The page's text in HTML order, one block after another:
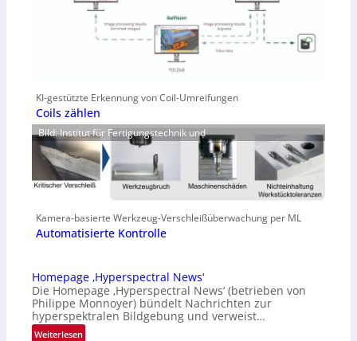
KI-gestützte Erkennung von Coil-Umreifungen
Coils zählen
Bild: Institut für Fertigungstechnik und
Kamera-basierte Werkzeug-Verschleißüberwachung per ML
Automatisierte Kontrolle
Homepage ‚Hyperspectral News‘
Die Homepage ‚Hyperspectral News‘ (betrieben von
Philippe Monnoyer) bündelt Nachrichten zur
hyperspektralen Bildgebung und verweist…
Weiterlesen: